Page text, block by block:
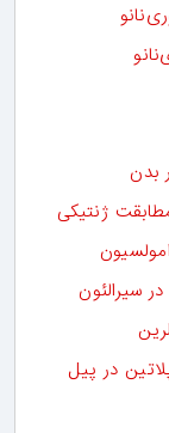
بدن
ژنتیکی
سیرالئون
در پیل